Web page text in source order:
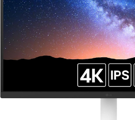
ン
ツ
へ
ス
キ
ッ